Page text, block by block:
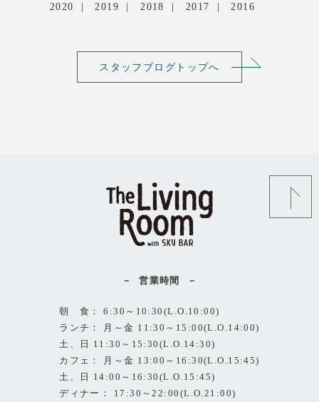
2020 2019 2018 2017 2016
スタッフブログトップへ
営業時間
朝 食： 6:30～10:30(L.O.10:00)
ランチ： 月～金 11:30～15:00(L.O.14:00)
土、日 11:30～15:30(L.O.14:30)
カフェ： 月～金 13:00～16:30(L.O.15:45)
土、日 14:00～16:30(L.O.15:45)
ディナー： 17:30～22:00(L.O.21:00)